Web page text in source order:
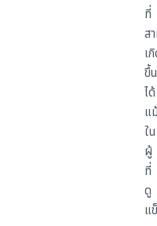
ที่
ส
เ
ขึ้น
ได้
แ
ใน
ผู้
ที่
ดู
แ